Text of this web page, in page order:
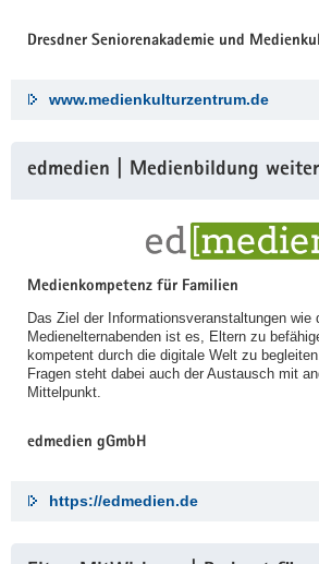
Dresdner Seniorenakademie und
www.medienkulturzentrum.de
edmedien | Medienbildung
Medienkompetenz für Familien
Das Ziel der Informationsveranstaltungen wie
Medienelternabenden ist es, Eltern zu
kompetent durch die digitale Welt zu
Fragen steht dabei auch der Austausch mit
Mittelpunkt.
edmedien gGmbH
https://edmedien.de